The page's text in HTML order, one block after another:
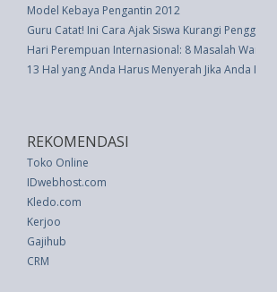
Model Kebaya Pengantin 2012
Guru Catat! Ini Cara Ajak Siswa Kurangi
Hari Perempuan Internasional: 8 Masalah Wanita
13 Hal yang Anda Harus Menyerah Jika Anda Ingin
REKOMENDASI
Toko Online
IDwebhost.com
Kledo.com
Kerjoo
Gajihub
CRM